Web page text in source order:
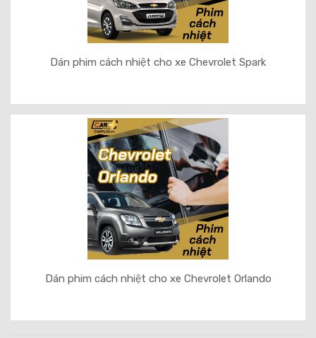
Dán phim cách nhiệt cho xe Chevrolet Spark
Dán phim cách nhiệt cho xe Chevrolet Orlando